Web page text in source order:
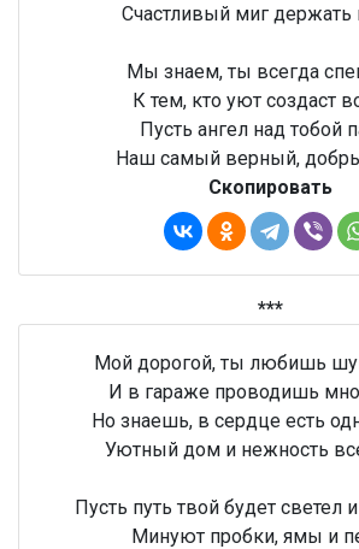
Счастливый миг держать
Мы знаем, ты всегда
К тем, кто уют создаст
Пусть ангел над тобой
Наш самый верный,
Скопировать
***
Мой дорогой, ты любишь
И в гараже проводишь
Но знаешь, в сердце есть
Уютный дом и нежность
Пусть путь твой будет светел
Минуют пробки, ямы и